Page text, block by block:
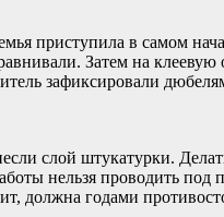
приступила в самом
Затем на
зафиксировали
слой штукатурки.
нельзя проводить
должна годами